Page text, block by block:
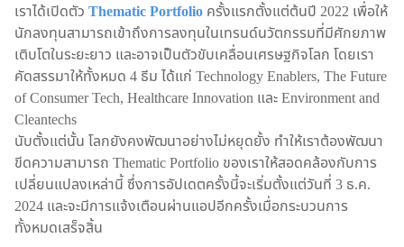
เราได้เปิดตัว Thematic Portfolio ครั้งแรกตั้งแต่ต้นปี 2022 เพื่อให้
นักลงทุนสามารถเข้าถึงการลงทุนในเทรนด์นวัตกรรมที่มีศักยภาพ
เติบโตในระยะยาว และอาจเป็นตัวขับเคลื่อนเศรษฐกิจโลก โดยเรา
คัดสรรมาให้ทั้งหมด 4 ธีม ได้แก่ Technology Enablers, The Future
of Consumer Tech, Healthcare Innovation และ Environment and
Cleantechs
นับตั้งแต่นั้น โลกยังคงพัฒนาอย่างไม่หยุดยั้ง ทำให้เราต้องพัฒนา
ขีดความสามารถ Thematic Portfolio ของเราให้สอดคล้องกับการ
เปลี่ยนแปลงเหล่านี้ ซึ่งการอัปเดตครั้งนี้จะเริ่มตั้งแต่วันที่ 3 ธ.ค.
2024 และจะมีการแจ้งเตือนผ่านแอปอีกครั้งเมื่อกระบวนการ
ทั้งหมดเสร็จสิ้น